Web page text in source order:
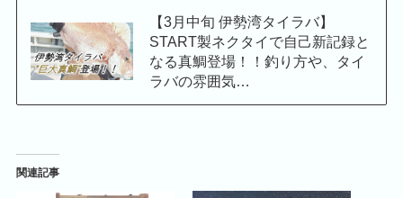
【3月中旬 伊勢湾タイラバ】
START製ネクタイで自己新記録と
なる真鯛登場！！釣り方や、タイ
ラバの雰囲気…
関連記事